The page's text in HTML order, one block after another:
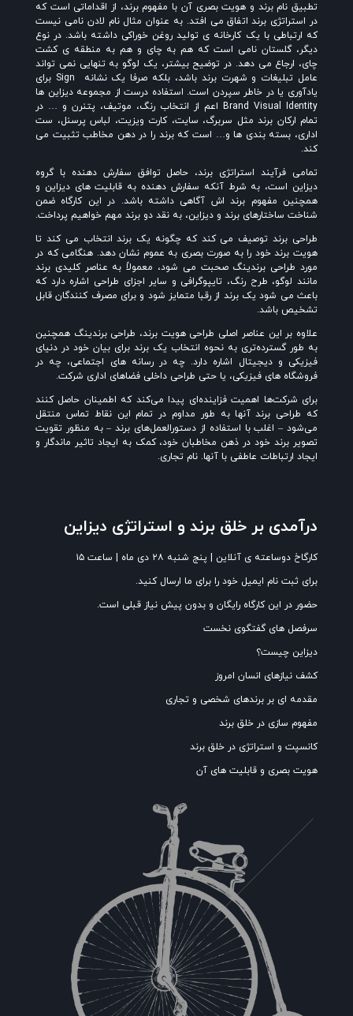
تطبیق نام برند و هویت بصری آن با مفهوم برند، از اقداماتی است که
در استراتژی برند اتفاق می افتد. به عنوان مثال نام لادن نامی نیست
که ارتباطی با یک کارخانه ی تولید روغن خوراکی داشته باشد. در نوع
دیگر، گلستان نامی است که هم به چای و هم به منطقه ی کشت
چای، ارجاع می دهد. در توضیح بیشتر، یک لوگو به تنهایی نمی تواند
عامل تبلیغات و شهرت برند باشد، بلکه صرفا یک نشانه
Sign برای
یا‌دآوری یا در خاطر سپردن است. استفاده درست از مجموعه دیزاین ها
Brand Visual Identity اعم از انتخاب رنگ، موتیف، پتنرن و … در
تمام ارکان برند مثل سربرگ، سایت، کارت ویزیت، لباس پرسنل، ست
اداری، بسته بندی ها و… است که برند را در دهن مخاطب تثبیت می
کند.
تمامی فرآیند استراتژی برند، حاصل توافق سفارش دهنده با گروه
دیزاین است، به شرط آنکه سفارش دهنده به قابلیت های دیزاین و
همچنین مفهوم برند اش آگاهی داشته باشد. در این کارگاه ضمن
شناخت ساختارهای برند و دیزاین، به نقد دو برند مهم خواهیم پرداخت.
طراحی برند توصیف می کند که چگونه یک برند انتخاب می کند تا
هویت برند خود را به صورت بصری به عموم نشان دهد. هنگامی که در
مورد طراحی برندینگ صحبت می شود، معمولاً به عناصر کلیدی برند
مانند لوگو، طرح رنگ، تایپوگرافی و سایر اجزای طراحی اشاره دارد که
باعث می شود یک برند از رقبا متمایز شود و برای مصرف کنندگان قابل
تشخیص باشد.
علاوه بر این عناصر اصلی طراحی هویت برند، طراحی برندینگ همچنین
به طور گسترده‌تری به نحوه انتخاب یک برند برای بیان خود در دنیای
فیزیکی و دیجیتال اشاره دارد. چه در رسانه های اجتماعی، چه در
فروشگاه های فیزیکی، یا حتی طراحی داخلی فضاهای اداری شرکت.
برای شرکت‌ها اهمیت فزاینده‌ای پیدا می‌کند که اطمینان حاصل کنند
که طراحی برند آنها به طور مداوم در تمام این نقاط تماس منتقل
می‌شود – اغلب با استفاده از دستورالعمل‌های برند – به منظور تقویت
تصویر برند خود در ذهن مخاطبان خود، کمک به ایجاد تاثیر ماندگار و
ایجاد ارتباطات عاطفی با آنها. نام تجاری.
درآمدی بر خلق برند و استراتژی دیزاین
کارگاخ دوساعته ی آنلاین | پنج شنبه ۲۸ دی ماه | ساعت ۱۵
برای ثبت نام ایمیل خود را برای ما ارسال کنید.
حضور در این کارگاه رایگان و بدون پیش نیاز قبلی است.
سرفصل های گفتگوی نخست
دیزاین چیست؟
کشف نیازهای انسان امروز
مقدمه ای بر برندهای شخصی و تجاری
مفهوم سازی در خلق برند
کانسپت و استراتژی در خلق برند
هویت بصری و قابلیت های آن